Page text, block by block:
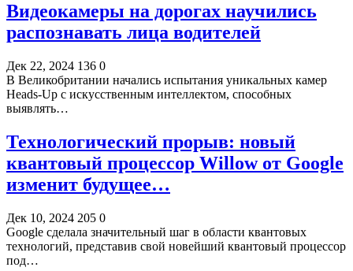
Видеокамеры на дорогах научились
распознавать лица водителей
Дек 22, 2024 136 0
В Великобритании начались испытания уникальных камер
Heads-Up с искусственным интеллектом, способных
выявлять…
Технологический прорыв: новый
квантовый процессор Willow от Google
изменит будущее…
Дек 10, 2024 205 0
Google сделала значительный шаг в области квантовых
технологий, представив свой новейший квантовый процессор
под…